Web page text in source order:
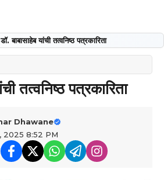
डॉ. बाबासाहेब यांची तत्वनिष्ठ पत्रकारिता
तत्वनिष्ठ पत्रकारिता
Dhawane
2025 8:52 PM